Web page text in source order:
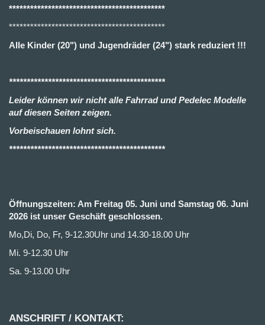
********************************************
********************************************
Alle Kinder (20") und Jugendräder (24") stark reduziert !!!
********************************************
Leider können wir nicht alle Fahrrad und Pedelec Modelle
auf diesen Seiten zeigen.
Vorbeischauen lohnt sich.
********************************************
Öffnungszeiten: Am Freitag 05. Juni und Samstag 06. Juni
2026 ist unser Geschäft geschlossen.
Mo,Di, Do, Fr, 9-12.30Uhr und 14.30-18.00 Uhr
Mi. 9-12.30 Uhr
Sa. 9-13.00 Uhr
ANSCHRIFT / KONTAKT: